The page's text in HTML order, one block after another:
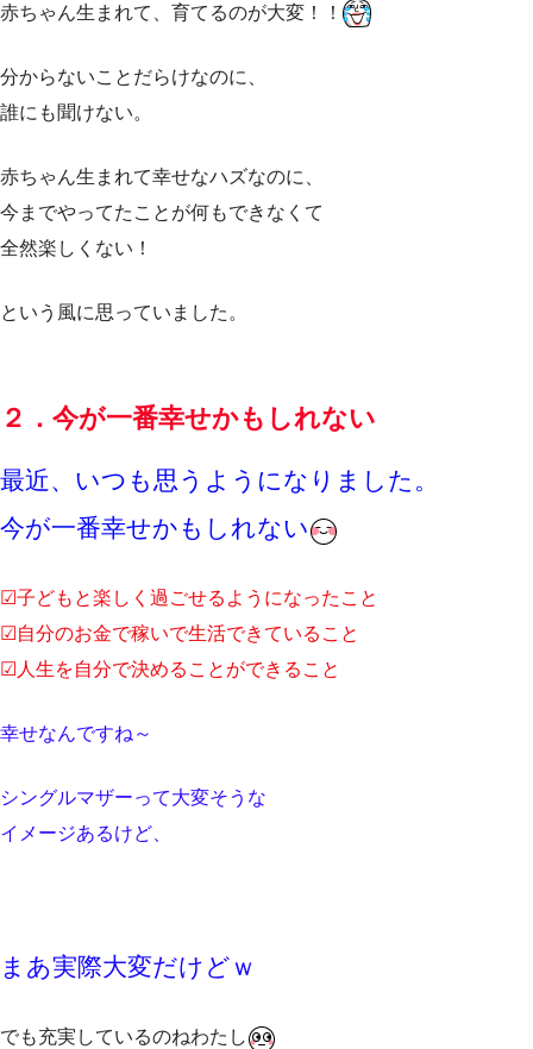
赤ちゃん生まれて、育てるのが大変！！
分からないことだらけなのに、
誰にも聞けない。
赤ちゃん生まれて幸せなハズなのに、
今までやってたことが何もできなくて
全然楽しくない！
という風に思っていました。
２．今が一番幸せかもしれない
最近、いつも思うようになりました。
今が一番幸せかもしれない
☑子どもと楽しく過ごせるようになったこと
☑自分のお金で稼いで生活できていること
☑人生を自分で決めることができること
幸せなんですね～
シングルマザーって大変そうな
イメージあるけど、
まあ実際大変だけどｗ
でも充実しているのねわたし